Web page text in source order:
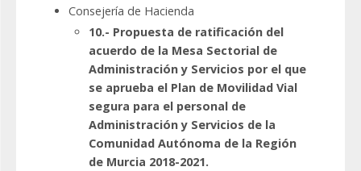
Consejería de Hacienda
10.- Propuesta de ratificación del
acuerdo de la Mesa Sectorial de
Administración y Servicios por el que
se aprueba el Plan de Movilidad Vial
segura para el personal de
Administración y Servicios de la
Comunidad Autónoma de la Región
de Murcia 2018-2021.